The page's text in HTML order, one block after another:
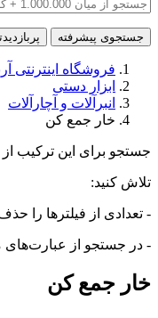
جستجوی پیشرفته
فروشگاه اینترنتی
ابزار دستی
انبرآلات و آچارآلات
خار جمع کن
جستجو برای این ترکیب از
تلاش کنید:
- تعدادی از فیلترها را
- در جستجو از عبارت‌های
خار جمع کن